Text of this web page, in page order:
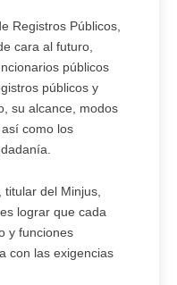
Registros Públicos,
cara al futuro,
públicos
públicos y
su alcance, modos
como los
del Minjus,
lograr que cada
y funciones
con las exigencias